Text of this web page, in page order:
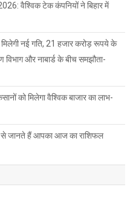
वैश्विक टेक कंपनियों ने बिहार में
नई गति, 21 हजार करोड़ रूपये के
विभाग और नाबार्ड के बीच समझौता-
को मिलेगा वैश्विक बाजार का लाभ-
जानते हैं आपका आज का राशिफल